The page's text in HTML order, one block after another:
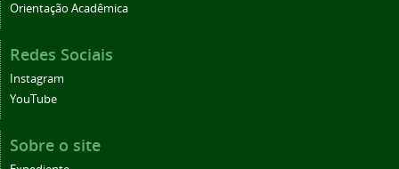
Orientação Acadêmica
Redes Sociais
Instagram
YouTube
Sobre o site